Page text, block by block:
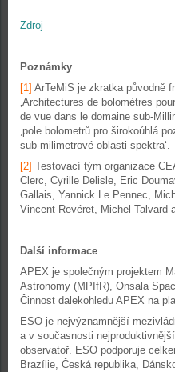
Zdroj
Poznámky
[1] ArTeMiS je zkratka původně
‚Architectures de bolomètres
de vue dans le domaine sub-
‚pole bolometrů pro širokoúhlá
sub-milimetrové oblasti spektra‘.
[2] Testovací tým organizace
Clerc, Cyrille Delisle, Eric
Gallais, Yannick Le Pennec,
Vincent Revéret, Michel Talvard
Další informace
APEX je společným projektem
Astronomy (MPIfR), Onsala
Činnost dalekohledu APEX na
ESO je nejvýznamnější
a v současnosti
observatoř. ESO podporuje
Brazílie, Česká republika,